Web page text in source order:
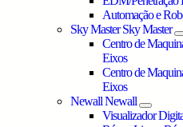
Automação e
Sky Master Sky Master
Centro de
Eixos
Centro de
Eixos
NewallNewall
Visualizador